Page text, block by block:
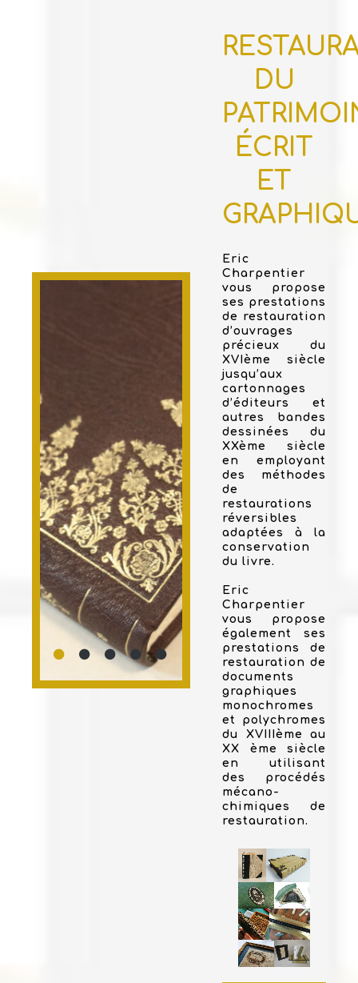
DU
ÉCRIT
ET
Eric
Charpentier
vous propose
ses prestations
de restauration
d’ouvrages
précieux du
XVIème siècle
jusqu’aux
cartonnages
d’éditeurs et
autres bandes
dessinées du
XXème siècle
en employant
des méthodes
de
restaurations
réversibles
adaptées à la
conservation
du livre.
Eric
Charpentier
vous propose
également ses
prestations de
restauration de
documents
graphiques
monochromes
et polychromes
du XVIIIème au
XX ème siècle
en utilisant
des procédés
mécano-
chimiques de
restauration.